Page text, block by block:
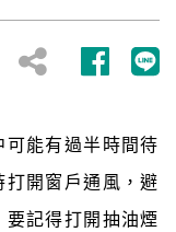
能有過半時間待
開窗戶通風，避
記得打開抽油煙